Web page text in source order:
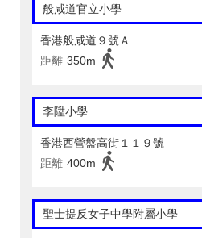
般咸道官立小學
香港般咸道９號Ａ
距離 350m
李陞小學
香港西營盤高街１１９號
距離 400m
聖士提反女子中學附屬小學